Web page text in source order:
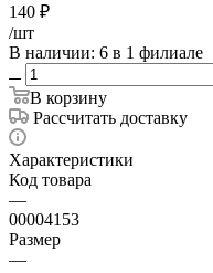
140 ₽
/шт
В наличии: 6 в 1 филиале
В корзину
Рассчитать доставку
Характеристики
Код товара
—
00004153
Размер
—